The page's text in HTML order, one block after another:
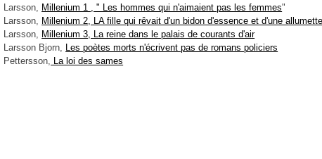
Larsson, Millenium 1 , " Les hommes qui n'aimaient pas les femmes"
Larsson, Millenium 2, LA fille qui rêvait d'un bidon d'essence et d'une allumette
Larsson, Millenium 3, La reine dans le palais de courants d'air
Larsson Bjorn, Les poètes morts n'écrivent pas de romans policiers
Pettersson, La loi des sames